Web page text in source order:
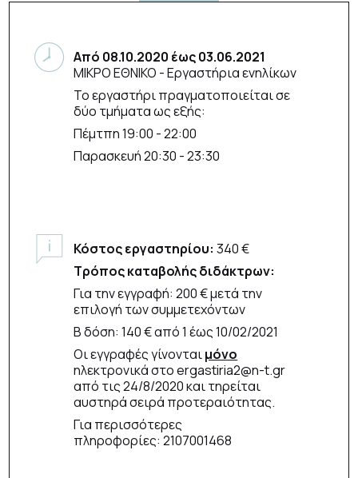
Από 08.10.2020 έως03.06.2021
ΜΙΚΡΟ ΕΘΝΙΚΟ - Εργαστήρια ενηλίκων
Το εργαστήρι πραγματοποιείται σε
δύο τμήματα ως εξής:
Πέμτπη 19:00 - 22:00
Παρασκευή 20:30 - 23:30
Κόστος εργαστηρίου: 340 €
Τρόπος καταβολής διδάκτρων:
Για την εγγραφή: 200 € μετά την
επιλογή των συμμετεχόντων
Β δόση: 140 € από 1 έως 10/02/2021
Οι εγγραφές γίνονταιμόνο
ηλεκτρονικά στο ergastiria2@n-t.gr
από τις 24/8/2020 και τηρείται
αυστηρά σειρά προτεραιότητας.
Για περισσότερες
πληροφορίες: 2107001468